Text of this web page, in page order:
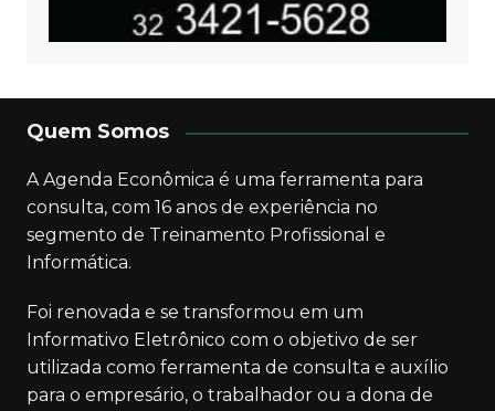
Quem Somos
A Agenda Econômica é uma ferramenta para
consulta, com 16 anos de experiência no
segmento de Treinamento Profissional e
Informática.
Foi renovada e se transformou em um
Informativo Eletrônico com o objetivo de ser
utilizada como ferramenta de consulta e auxílio
para o empresário, o trabalhador ou a dona de